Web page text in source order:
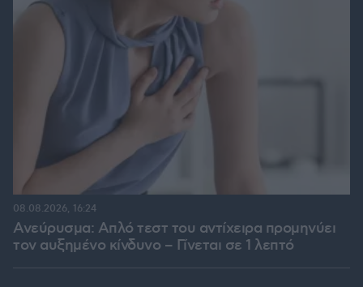
Ανεύρυσμα: Απλό τεστ του αντίχειρα προμηνύει
τον αυξημένο κίνδυνο – Γίνεται σε 1 λεπτό
08.08.2026, 16:24